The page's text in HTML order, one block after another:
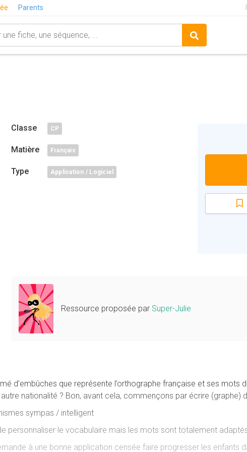
Parents
Classe CP
Matière Français
Type Application / Logiciel
Ressource proposée par Super-Julie
d’embûches que représente l’orthographe française et ses mots
nationalité ? Bon, avant cela, commençons par écrire (graphe)
sympas / intelligent
personnaliser le vocabulaire mais les mots sont totalement
à une bonne application censée faire progresser les enfants